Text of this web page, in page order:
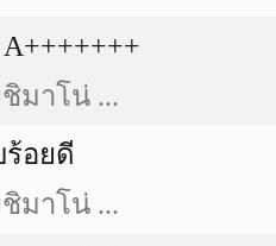
มาโน่ ...
ร้อยดี
มาโน่ ...